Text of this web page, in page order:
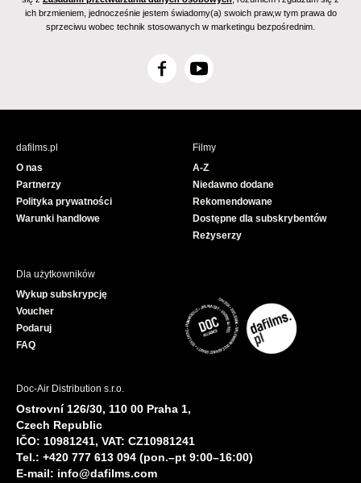
ich brzmieniem, jednocześnie jestem świadomy(a) swoich praw,w tym prawa do
sprzeciwu wobec technik stosowanych w marketingu bezpośrednim.
F
c
Y
u
e
dafilms.pl
O nas
Partnerzy
Polityka prywatności
Warunki handlowe
Filmy
A-Z
Niedawno dodane
Rekomendowane
Dostępne dla subskrybentów
Reżyserzy
Dla użytkowników
Wykup subskrypcję
Voucher
Podaruj
FAQ
Doc-Air Distribution s.r.o.
Ostrovní 126/30, 110 00 Praha 1,
Czech Republic
IČO: 10981241, VAT: CZ10981241
Tel.: +420 777 613 094 (pon.–pt 9:00–16:00)
E-mail: info@dafilms.com